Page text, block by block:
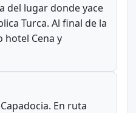
del lugar donde yace
Turca. Al final de la
hotel Cena y
En ruta